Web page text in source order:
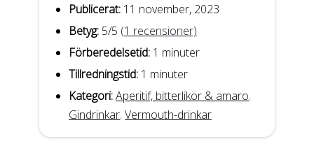
Publicerat: 11 november, 2023
Betyg: 5/5 (1 recensioner)
Förberedelsetid: 1 minuter
Tillredningstid: 1 minuter
Kategori:Aperitif, bitterlikör & amaro,
Gindrinkar,Vermouth-drinkar